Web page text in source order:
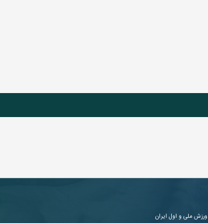
ورزش ملی و اول ایران